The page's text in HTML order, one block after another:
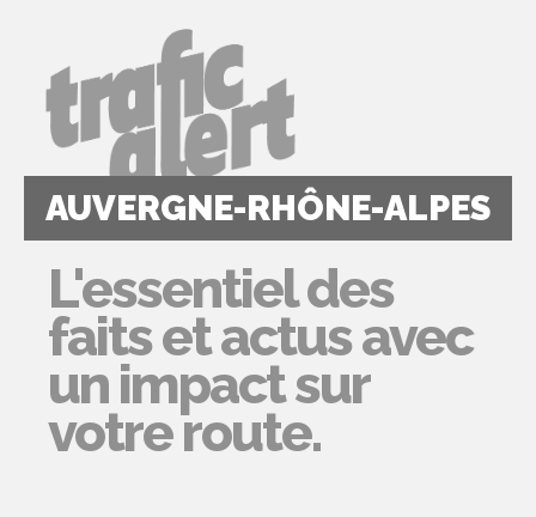
AUVERGNE-RHÔNE-ALPES
L'essentiel des
faits et actus avec
un impact sur
votre route.